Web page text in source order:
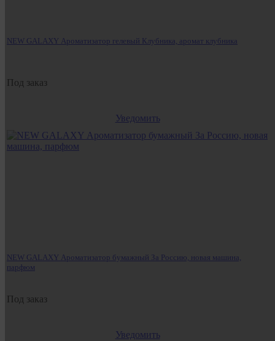
NEW GALAXY Ароматизатор гелевый Клубника, аромат клубника
Под заказ
Уведомить
NEW GALAXY Ароматизатор бумажный За Россию, новая машина,
парфюм
Под заказ
Уведомить